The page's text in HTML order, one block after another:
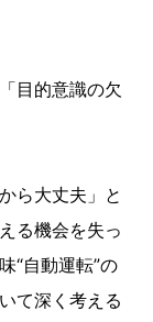
目的意識の欠
ら大丈夫」と
る機会を失っ
“自動運転”の
て深く考える